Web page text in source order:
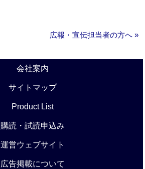
広報・宣伝担当者の方へ »
会社案内
サイトマップ
Product List
購読・試読申込み
運営ウェブサイト
広告掲載について